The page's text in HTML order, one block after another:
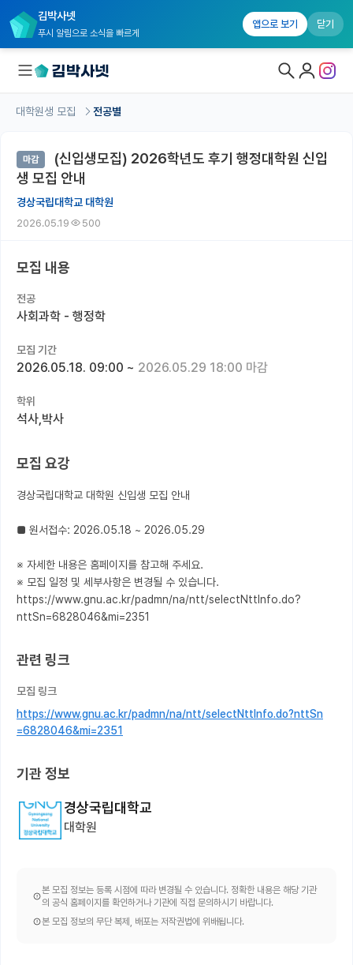
김박사넷
푸시 알림으로 소식을 빠르게
앱으로 보기 닫기
대학원생 모집 홈
기관별 모집 정보
연구실별 모집 정보
전공별 모집 정보
국내대학원 정보
연구실&오픈랩
커리어
대학원생 모집 전공별
마감
(신입생모집) 2026학년도 후기 행정대학원 신입
생 모집 안내
경상국립대학교 대학원
2026.05.19 500
모집 내용
전공
사회과학 - 행정학
모집 기간
2026.05.18. 09:00 ~ 2026.05.29 18:00 마감
학위
석사,박사
모집 요강
경상국립대학교 대학원 신입생 모집 안내
■ 원서접수: 2026.05.18 ~ 2026.05.29
※ 자세한 내용은 홈페이지를 참고해 주세요.
※ 모집 일정 및 세부사항은 변경될 수 있습니다.
https://www.gnu.ac.kr/padmn/na/ntt/selectNttInfo.do?
nttSn=6828046&mi=2351
관련 링크
모집 링크
https://www.gnu.ac.kr/padmn/na/ntt/selectNttInfo.do?nttSn
=6828046&mi=2351
기관 정보
경상국립대학교
대학원
본 모집 정보는 등록 시점에 따라 변경될 수 있습니다. 정확한 내용은 해당 기관
의 공식 홈페이지를 확인하거나 기관에 직접 문의하시기 바랍니다.
본 모집 정보의 무단 복제, 배포는 저작권법에 위배됩니다.